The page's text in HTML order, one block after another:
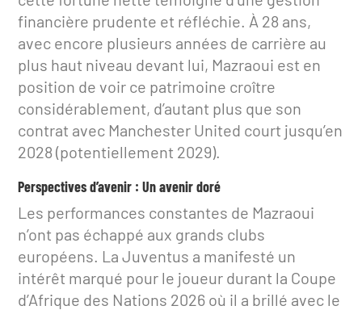
financière prudente et réfléchie. À 28 ans,
avec encore plusieurs années de carrière au
plus haut niveau devant lui, Mazraoui est en
position de voir ce patrimoine croître
considérablement, d’autant plus que son
contrat avec Manchester United court jusqu’en
2028 (potentiellement 2029).
Perspectives d’avenir : Un avenir doré
Les performances constantes de Mazraoui
n’ont pas échappé aux grands clubs
européens. La Juventus a manifesté un
intérêt marqué pour le joueur durant la Coupe
d’Afrique des Nations 2026 où il a brillé avec le